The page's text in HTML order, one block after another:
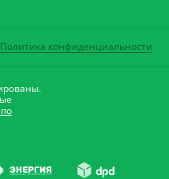
Политика конфиденциальности